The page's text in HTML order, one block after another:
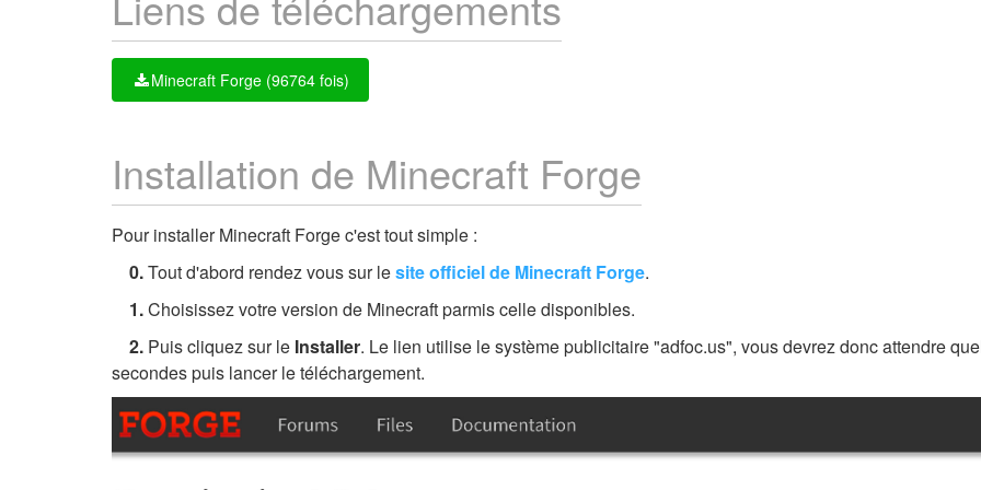
Minecraft Forge (96764 fois)
Installation de Minecraft Forge
Pour installer Minecraft Forge c'est tout simple :
0.Tout d'abord rendez vous sur lesite officiel de Minecraft Forge.
1.Choisissez votre version de Minecraft parmis celle disponibles.
2. Puis cliquez sur le Installer. Le lien utilise le système publicitaire "adfoc.us", vous devrez donc attendre
secondes puis lancer le téléchargement.